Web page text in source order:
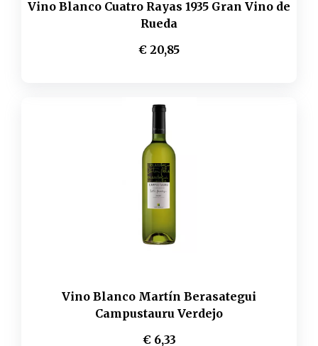
Vino Blanco Cuatro Rayas 1935 Gran Vino de
Rueda
€ 20,85
Vino Blanco Martín Berasategui
Campustauru Verdejo
€ 6,33